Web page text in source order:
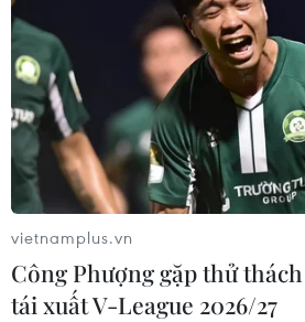
vietnamplus.vn
Công Phượng gặp thử
tái xuất V-League 2026/27